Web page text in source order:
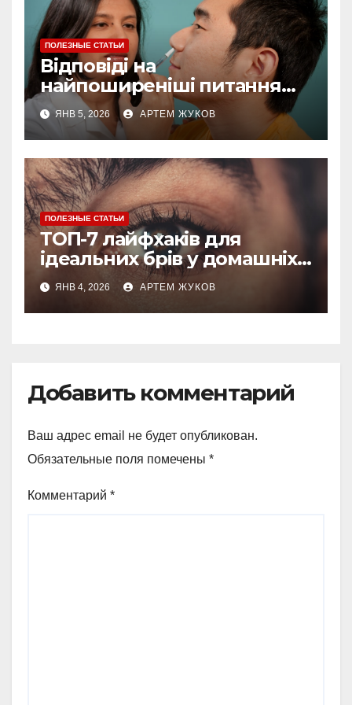
ПОЛЕЗНЫЕ СТАТЬИ
Відповіді на
найпоширеніші питання
про догляд за губами
ЯНВ 5, 2026 АРТЕМ ЖУКОВ
ПОЛЕЗНЫЕ СТАТЬИ
ТОП-7 лайфхаків для
ідеальних брів у домашніх
умовах
ЯНВ 4, 2026 АРТЕМ ЖУКОВ
Добавить комментарий
Ваш адрес email не будет опубликован.
Обязательные поля помечены *
Комментарий *